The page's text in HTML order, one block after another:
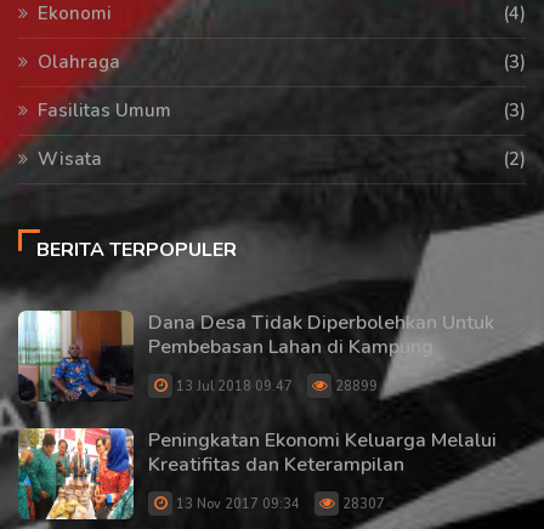
Ekonomi
(4)
Olahraga
(3)
Fasilitas Umum
(3)
Wisata
(2)
BERITA TERPOPULER
Dana Desa Tidak Diperbolehkan Untuk
Pembebasan Lahan di Kampung
13 Jul 2018 09:47 28899
Peningkatan Ekonomi Keluarga Melalui
Kreatifitas dan Keterampilan
13 Nov 2017 09:34 28307